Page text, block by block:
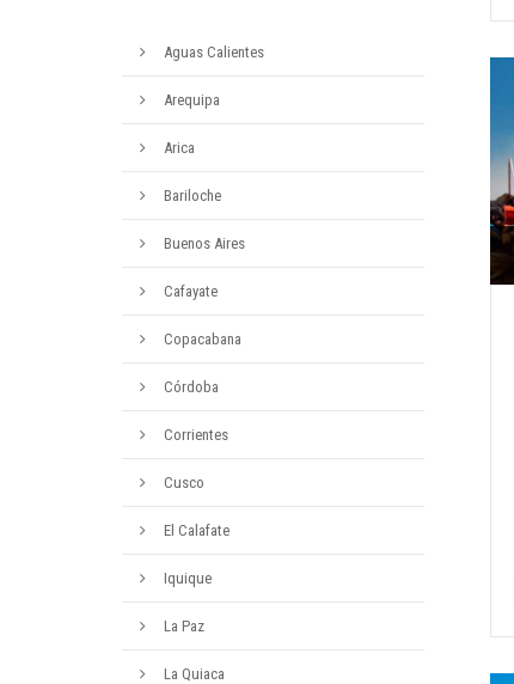
Aguas Calientes
Arequipa
Arica
Bariloche
Buenos Aires
Cafayate
Copacabana
Córdoba
Corrientes
Cusco
El Calafate
Iquique
La Paz
La Quiaca